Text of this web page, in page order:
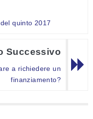
quinto 2017
Successivo
a richiedere un
finanziamento?